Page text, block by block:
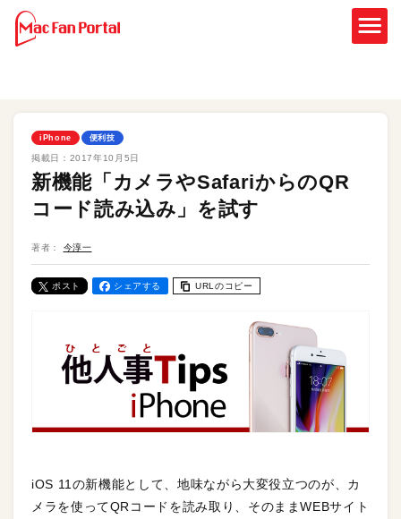
iPhone 便利技
掲載日： 2017年10月5日
新機能「カメラやSafariからのQR
コード読み込み」を試す
著者： 今淳一
ポスト シェアする URLのコピー
iOS 11の新機能として、地味ながら大変役立つのが、カ
メラを使ってQRコードを読み取り、そのままWEBサイト